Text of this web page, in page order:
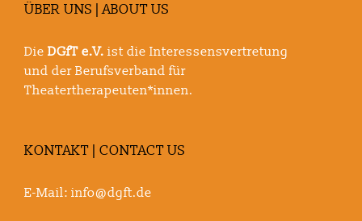
ÜBER UNS | ABOUT US
Die DGfT e.V. ist die Interessensvertretung
und der Berufsverband für
Theatertherapeuten*innen.
KONTAKT | CONTACT US
E-Mail: info@dgft.de